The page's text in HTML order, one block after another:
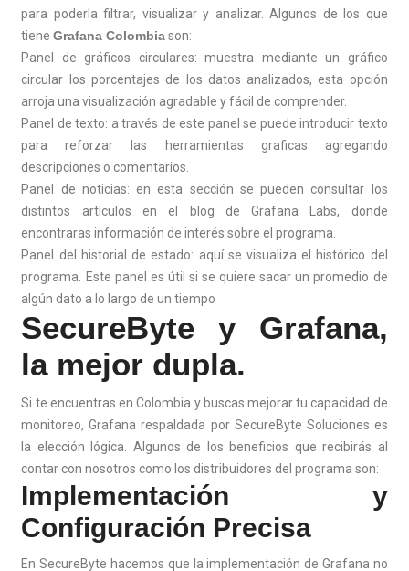
para poderla filtrar, visualizar y analizar. Algunos de los que
tieneGrafana Colombiason:
Panel de gráficos circulares: muestra mediante un gráfico
circular los porcentajes de los datos analizados, esta opción
arroja una visualización agradable y fácil de comprender.
Panel de texto: a través de este panel se puede introducir texto
para reforzar las herramientas graficas agregando
descripciones o comentarios.
Panel de noticias: en esta sección se pueden consultar los
distintos artículos en el blog de Grafana Labs, donde
encontraras información de interés sobre el programa.
Panel del historial de estado: aquí se visualiza el histórico del
programa. Este panel es útil si se quiere sacar un promedio de
algún dato a lo largo de un tiempo
SecureByte y Grafana,
la mejor dupla.
Si te encuentras en Colombia y buscas mejorar tu capacidad de
monitoreo, Grafana respaldada por SecureByte Soluciones es
la elección lógica. Algunos de los beneficios que recibirás al
contar con nosotros como los distribuidores del programa son:
Implementación y
Configuración Precisa
En SecureByte hacemos que la implementación de Grafana no